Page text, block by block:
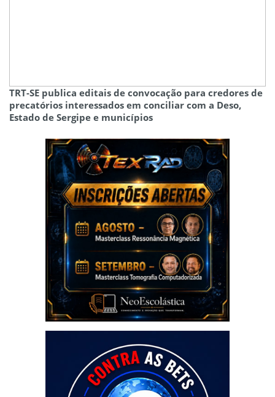
TRT-SE publica editais de convocação para credores de
precatórios interessados em conciliar com a Deso,
Estado de Sergipe e municípios